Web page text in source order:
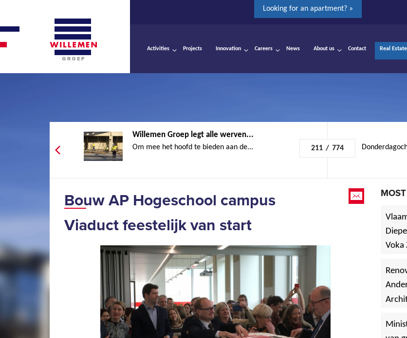
Looking for an apartment? »
Activities Projects Innovation Careers News About us Contact Real Estate
Willemen Groep legt alle werven...
Om mee het hoofd te bieden aan de... 211 / 774
Bouw AP Hogeschool campus
Viaduct feestelijk van start
Voka